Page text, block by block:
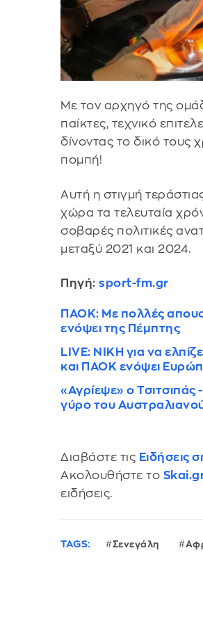
Με τον αρχηγό της
παίκτες, τεχνικό
δίνοντας το δικό τους
πομπή!
Αυτή η στιγμή
χώρα τα τελευταία
σοβαρές πολιτικές
μεταξύ 2021 και 2024.
Πηγή: sport-fm.gr
ΠΑΟΚ: Με πολλές
ενόψει της Πέμπτης
LIVE: ΝΙΚΗ για να
και ΠΑΟΚ ενόψει
«Αγρίεψε» ο
γύρο του
Διαβάστε τις Ειδήσεις
Ακολουθήστε το
ειδήσεις.
TAGS: Σενεγάλη